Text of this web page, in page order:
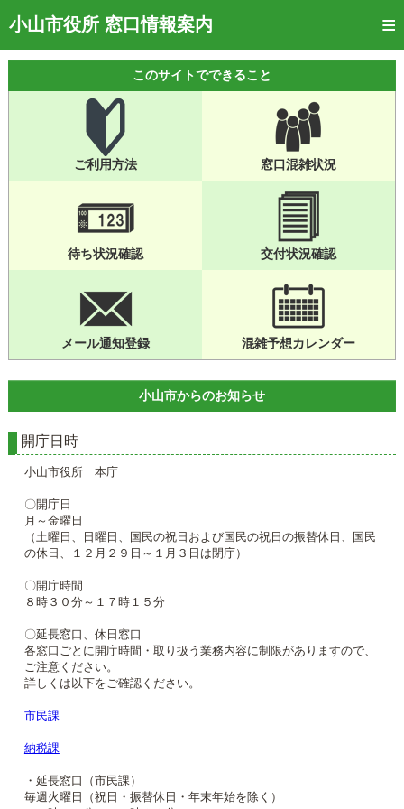
小山市役所 窓口情報案内
トップページ
ご利用方法
窓口混雑状況
待ち状況確認
交付状況確認
メール通知登録
混雑予想カレンダー
このサイトでできること
ご利用方法 窓口混雑状況
待ち状況確認 交付状況確認
メール通知登録 混雑予想カレンダー
小山市からのお知らせ
開庁日時
小山市役所 本庁
〇開庁日
月～金曜日
（土曜日、日曜日、国民の祝日および国民の祝日の振替休日、国民
の休日、１２月２９日～１月３日は閉庁）
〇開庁時間
８時３０分～１７時１５分
〇延長窓口、休日窓口
各窓口ごとに開庁時間・取り扱う業務内容に制限がありますので、
ご注意ください。
詳しくは以下をご確認ください。
市民課
納税課
・延長窓口（市民課）
毎週火曜日（祝日・振替休日・年末年始を除く）